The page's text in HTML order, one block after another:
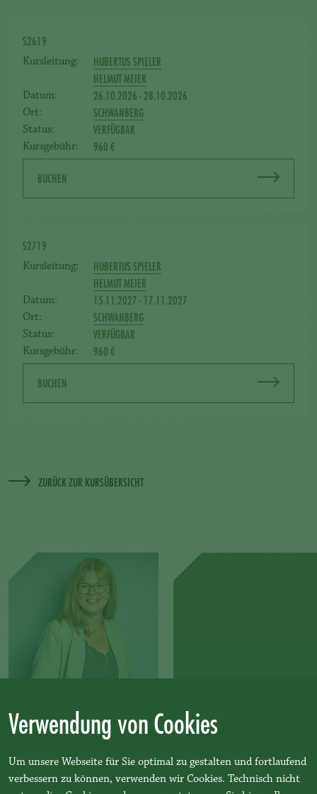
S2619
Kursleitung:
HUBERTUS SPIELER
HELMUT MEIER
Datum: 26.10.2026 - 28.10.2026
Ort: SCHWANBERG
Status: VERFÜGBAR
Kursgebühr: 960 €
BUCHEN
S2719
Kursleitung:
HUBERTUS SPIELER
HELMUT MEIER
Datum: 15.11.2027 - 17.11.2027
Ort: SCHWANBERG
Status: VERFÜGBAR
Kursgebühr: 960 €
BUCHEN
ZURÜCK ZUR KURSÜBERSICHT
Wünschen Sie Entscheidungshilfe?
Gerne nehmen wir uns Zeit, mit Ihnen gemeinsam die richtigen
Verwendung von Cookies
Um unsere Webseite für Sie optimal zu gestalten und fortlaufend
verbessern zu können, verwenden wir Cookies. Technisch nicht